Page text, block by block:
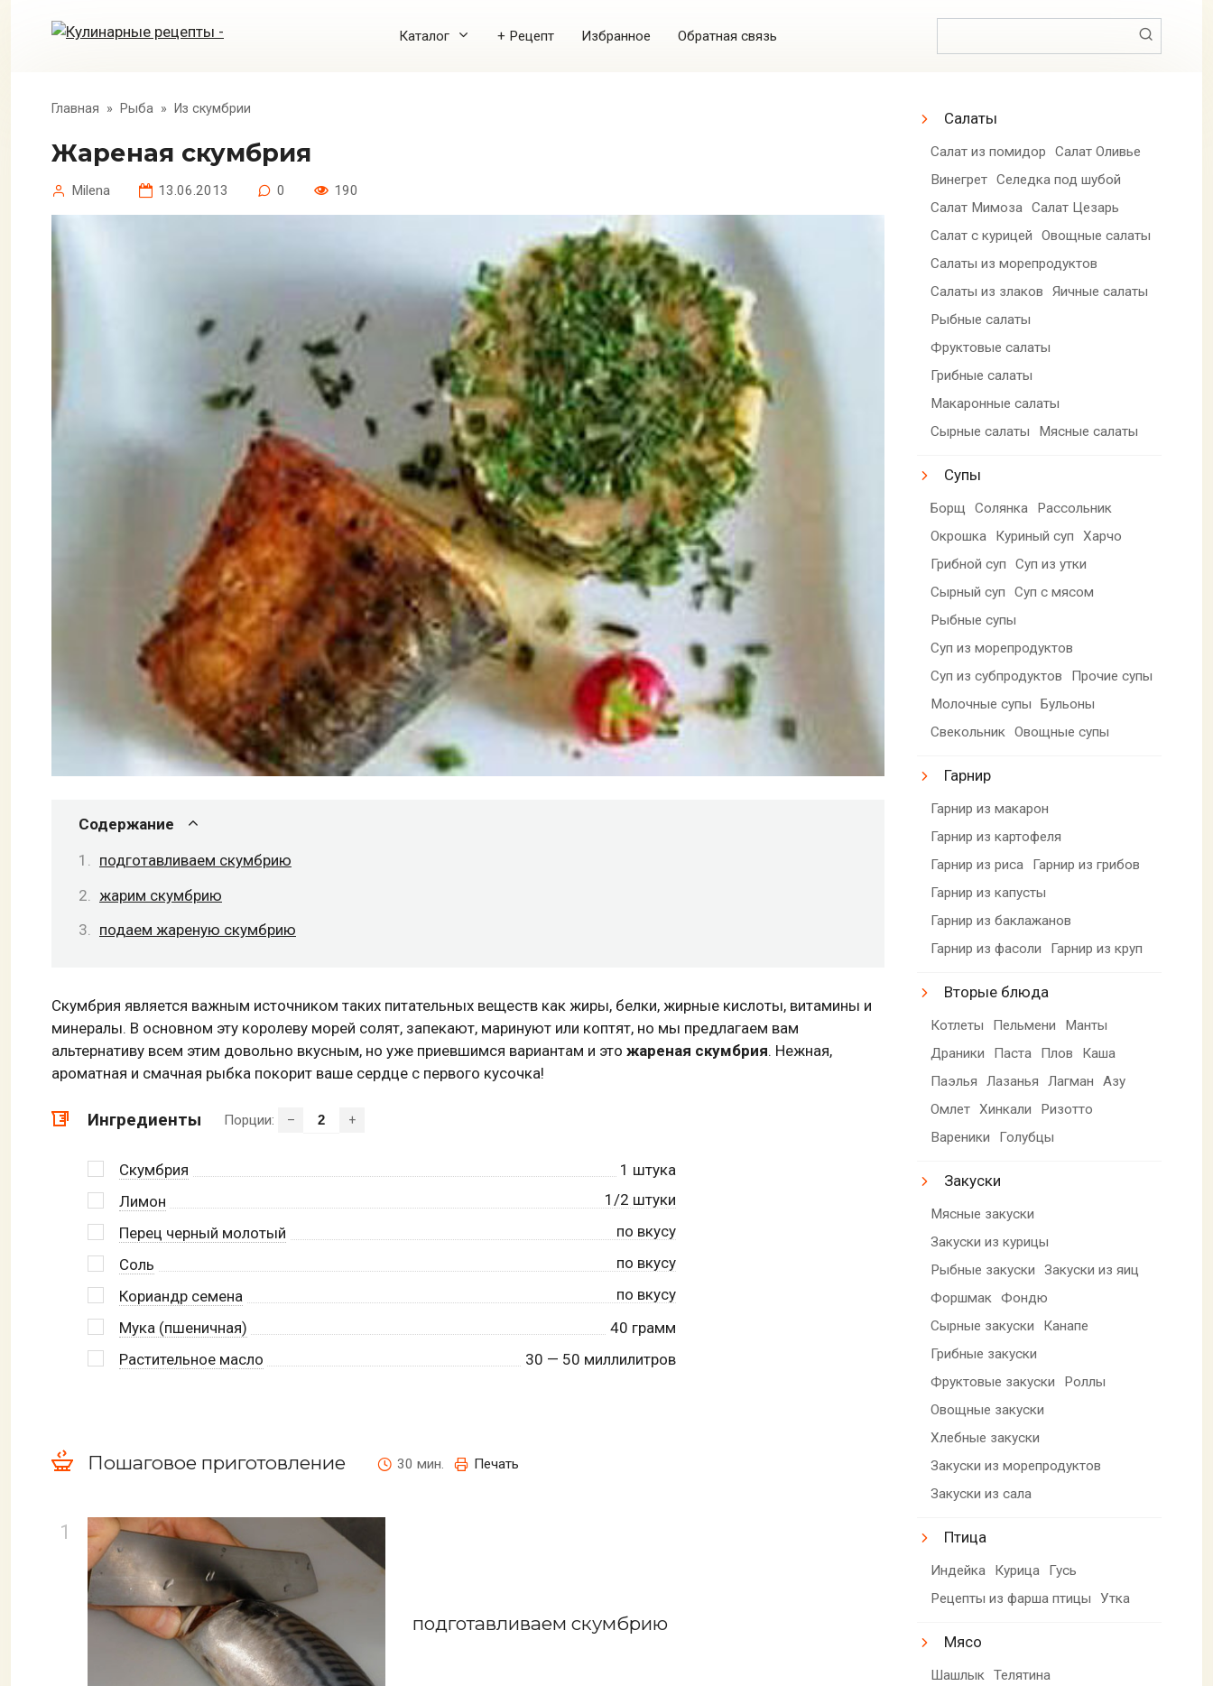
Каталог + Рецепт Избранное Обратная связь
Главная » Рыба » Из скумбрии
Жареная скумбрия
Milena 13.06.2013 0 190
Содержание
подготавливаем скумбрию
жарим скумбрию
подаем жареную скумбрию
Скумбрия является важным источником таких питательных веществ как жиры, белки, жирные кислоты, витамины и
минералы. В основном эту королеву морей солят, запекают, маринуют или коптят, но мы предлагаем вам
альтернативу всем этим довольно вкусным, но уже приевшимся вариантам и это жареная скумбрия. Нежная,
ароматная и смачная рыбка покорит ваше сердце с первого кусочка!
Ингредиенты Порции: – +
Скумбрия 1 штука
Лимон
1/2 штуки
Перец черный молотый
по вкусу
Соль
по вкусу
Кориандр семена
по вкусу
Мука (пшеничная)
40 грамм
Растительное масло
30 — 50 миллилитров
Пошаговое приготовление 30 мин. Печать
подготавливаем скумбрию
Салаты
Салат из помидор
Салат Оливье
Винегрет Селедка под шубой
Салат Мимоза Салат Цезарь
Салат с курицей
Овощные салаты
Салаты из морепродуктов
Салаты из злаков
Яичные салаты
Рыбные салаты
Фруктовые салаты
Грибные салаты
Макаронные салаты
Сырные салаты
Мясные салаты
Супы
Борщ Солянка
Рассольник
Окрошка
Куриный суп
Харчо
Грибной суп
Суп из утки
Сырный суп
Суп с мясом
Рыбные супы
Суп из морепродуктов
Суп из субпродуктов
Прочие супы
Молочные супы
Бульоны
Свекольник Овощные супы
Гарнир
Гарнир из макарон
Гарнир из картофеля
Гарнир из риса
Гарнир из грибов
Гарнир из капусты
Гарнир из баклажанов
Гарнир из фасоли
Гарнир из круп
Вторые блюда
Котлеты Пельмени
Манты
Драники
Паста Плов
Каша
Паэлья
Лазанья Лагман
Азу
Омлет Хинкали
Ризотто
Вареники
Голубцы
Закуски
Мясные закуски
Закуски из курицы
Рыбные закуски
Закуски из яиц
Форшмак Фондю
Сырные закуски
Канапе
Грибные закуски
Фруктовые закуски
Роллы
Овощные закуски
Хлебные закуски
Закуски из морепродуктов
Закуски из сала
Птица
Индейка Курица
Гусь
Рецепты из фарша птицы
Утка
Мясо
Шашлык Телятина